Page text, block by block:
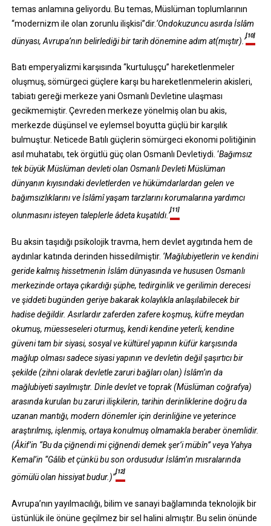
temas anlamına geliyordu. Bu temas, Müslüman toplumlarının
“modernizm ile olan zorunlu ilişkisi”dir.‘Ondokuzuncu asırda İslâm
dünyası, Avrupa’nın belirlediği bir tarih dönemine adım at(mıştır).’
[10]
Batı emperyalizmi karşısında “kurtuluşçu” hareketlenmeler
oluşmuş, sömürgeci güçlere karşı bu hareketlenmelerin akisleri,
tabiatı gereği merkeze yani Osmanlı Devletine ulaşması
gecikmemiştir. Çevreden merkeze yönelmiş olan bu akis,
merkezde düşünsel ve eylemsel boyutta güçlü bir karşılık
bulmuştur. Neticede Batılı güçlerin sömürgeci ekonomi politiğinin
asıl muhatabı, tek örgütlü güç olan Osmanlı Devletiydi. ‘Bağımsız
tek büyük Müslüman devleti olan Osmanlı Devleti Müslüman
dünyanın kıyısındaki devletlerden ve hükümdarlardan gelen ve
bağımsızlıklarını ve İslâmî yaşam tarzlarını korumalarına yardımcı
olunmasını isteyen taleplerle âdeta kuşatıldı.’
[11]
Bu aksin taşıdığı psikolojik travma, hem devlet aygıtında hem de
aydınlar katında derinden hissedilmiştir. ‘Mağlubiyetlerin ve kendini
geride kalmış hissetmenin İslâm dünyasında ve hususen Osmanlı
merkezinde ortaya çıkardığı şüphe, tedirginlik ve gerilimin derecesi
ve şiddeti bugünden geriye bakarak kolaylıkla anlaşılabilecek bir
hadise değildir. Asırlardır zaferden zafere koşmuş, küfre meydan
okumuş, müesseseleri oturmuş, kendi kendine yeterli, kendine
güveni tam bir siyasi, sosyal ve kültürel yapının küfür karşısında
mağlup olması sadece siyasi yapının ve devletin değil şaşırtıcı bir
şekilde (zihni olarak devletle zaruri bağları olan) İslâm’ın da
mağlubiyeti sayılmıştır. Dinle devlet ve toprak (Müslüman coğrafya)
arasında kurulan bu zaruri ilişkilerin, tarihin derinliklerine doğru da
uzanan mantığı, modern dönemler için derinliğine ve yeterince
araştırılmış, işlenmiş, ortaya konulmuş olmamakla beraber önemlidir.
(Âkif’in “Bu da çiğnendi mi çiğnendi demek şer’i mübîn” veya Yahya
Kemal’in “Gâlib et çünkü bu son ordusudur İslâm’ın mısralarında
gömülü olan hissiyat budur.)”
[12]
Avrupa’nın yayılmacılığı, bilim ve sanayi bağlamında teknolojik bir
üstünlük ile önüne geçilmez bir sel halini almıştır. Bu selin önünde